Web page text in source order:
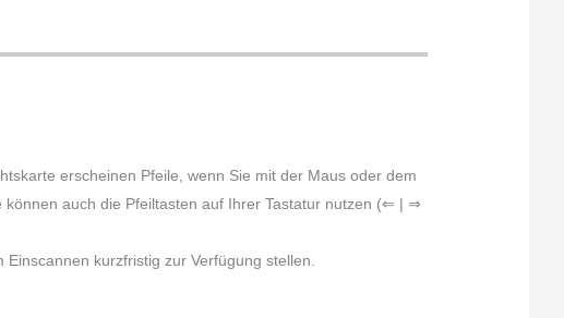
erscheinen Pfeile, wenn Sie mit der Maus oder dem
auch die Pfeiltasten auf Ihrer Tastatur nutzen (⇐ | ⇒
kurzfristig zur Verfügung stellen.